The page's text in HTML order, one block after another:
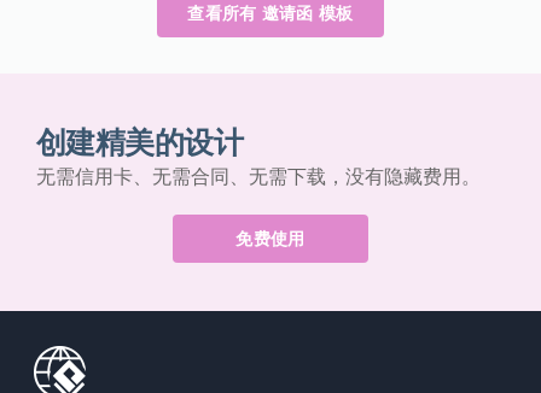
查看所有 邀请函 模板
创建精美的设计
无需信用卡、无需合同、无需下载，没有隐藏费用。
免费使用